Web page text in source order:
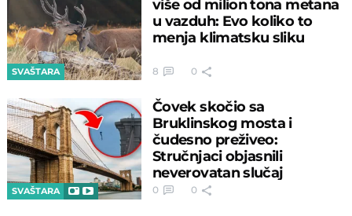
SVAŠTARA
više od milion tona metana
u vazduh: Evo koliko to
menja klimatsku sliku
8 0
SVAŠTARA
Čovek skočio sa
Bruklinskog mosta i
čudesno preživeo:
Stručnjaci objasnili
neverovatan slučaj
0 0